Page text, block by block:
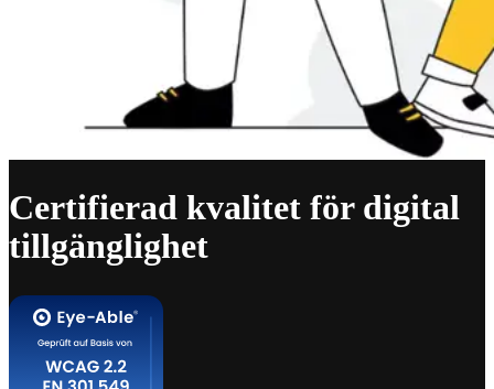
Certifierad kvalitet för digital
tillgänglighet